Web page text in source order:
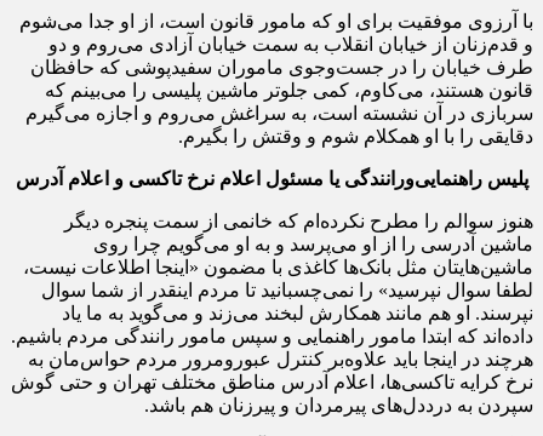
با آرزوی موفقیت برای او که مامور قانون است، از او جدا می‌شوم
و قدم‌زنان از خیابان انقلاب به سمت خیابان آزادی می‌روم و دو
طرف خیابان را در جست‌وجوی ماموران سفیدپوشی که حافظان
قانون هستند، می‌کاوم، کمی جلوتر ماشین پلیسی را می‌بینم که
سربازی در آن نشسته است، به سراغش می‌روم و اجازه می‌گیرم
دقایقی را با او همکلام شوم و وقتش را بگیرم.
پلیس راهنمایی‌ورانندگی یا مسئول اعلام نرخ تاکسی و اعلام آدرس
هنوز سوالم را مطرح نکرده‌ام که خانمی از سمت پنجره دیگر
ماشین آدرسی را از او می‌پرسد و به او می‌گویم چرا روی
ماشین‌هایتان مثل بانک‌ها کاغذی با مضمون «اینجا اطلاعات نیست،
لطفا سوال نپرسید» را نمی‌چسبانید تا مردم اینقدر از شما سوال
نپرسند. او هم مانند همکارش لبخند می‌زند و می‌گوید به ما یاد
داده‌اند که ابتدا مامور راهنمایی و سپس مامور رانندگی مردم باشیم.
هرچند در اینجا باید علاوه‌بر کنترل عبورومرور مردم حواس‌مان به
نرخ کرایه تاکسی‌ها، اعلام آدرس مناطق مختلف تهران و حتی گوش
سپردن به درددل‌های پیرمردان و پیرزنان هم باشد.